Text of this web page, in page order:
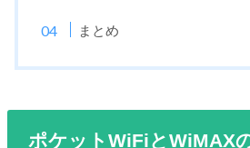
まとめ
ポケットWiFiとWiMAX